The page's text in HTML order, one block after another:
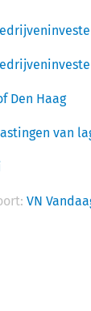
Den Haag
van
VN